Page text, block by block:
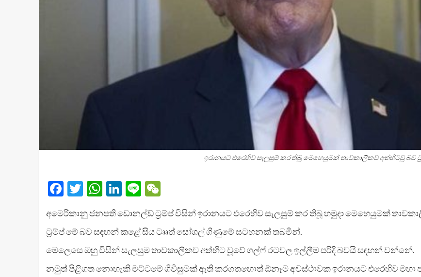
ඉරානයට එරෙහිව සැලසුම් කර තිබූ මෙහෙයුමක් තාවකාලිකව අත්හිටවූ බව
Facebook
Twitter
WhatsApp
LinkedIn
LineWeChat
අමෙරිකානු ජනපති ඩොනල්ඩ් ට්‍රම්ප් විසින් ඉරානයට එරෙහිව සැලසුම් කර තිබූ හමුදා මෙහෙයුමක්
ට්‍රම්ප් මේ බව සඳහන් කළේ සිය ටෘෘත් සෝශල් ගිණුමේ සටහනක් තබමින්.
මෙලෙසෙ ඔහු විසින් සැලසුම තාවකාලිකව අත්හිට වූවේ ගල්ෆ් රටවල ඉල්ලීම පරිදි බවයි සඳහන් වන්නේ.
නමුත් පිළිගත නොහැකි මට්ටමේ ගිවිසුමක් ඇති කරගතහොත් ඕනෑම අවස්ථාවක ඉරානයට එරෙහිව මහා